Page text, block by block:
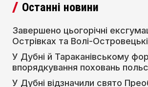
Останні новини
Завершено цьогорічні
Острівках та Волі-
У Дубні й Тараканівському
впорядкування поховань
У Дубні відзначили свято